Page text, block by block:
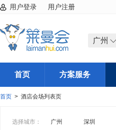
用户登录 用户注册
广州
首页 方案服务
首页 > 酒店会场列表页
选择城市： 广州 深圳